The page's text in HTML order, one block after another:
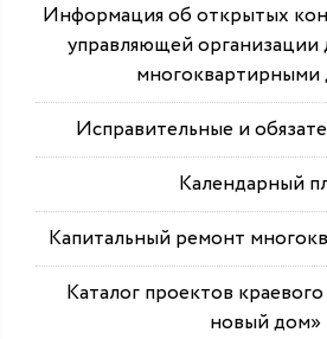
Информация об открытых
управляющей организации
Исправительные и
Календарный
Капитальный ремонт
Каталог проектов
новый дом»